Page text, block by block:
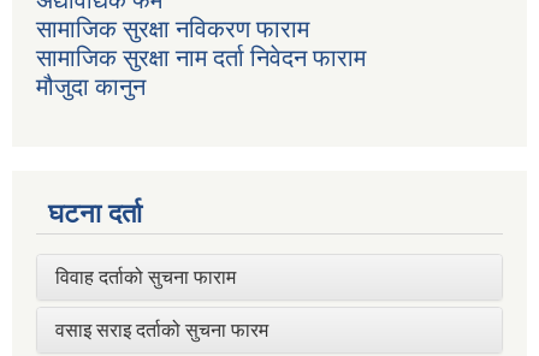
सामाजिक सुरक्षा नविकरण फाराम
सामाजिक सुरक्षा नाम दर्ता निवेदन फाराम
मौजुदा कानुन
घटना दर्ता
विवाह दर्ताको सुचना फाराम
वसाइ सराइ दर्ताको सुचना फारम